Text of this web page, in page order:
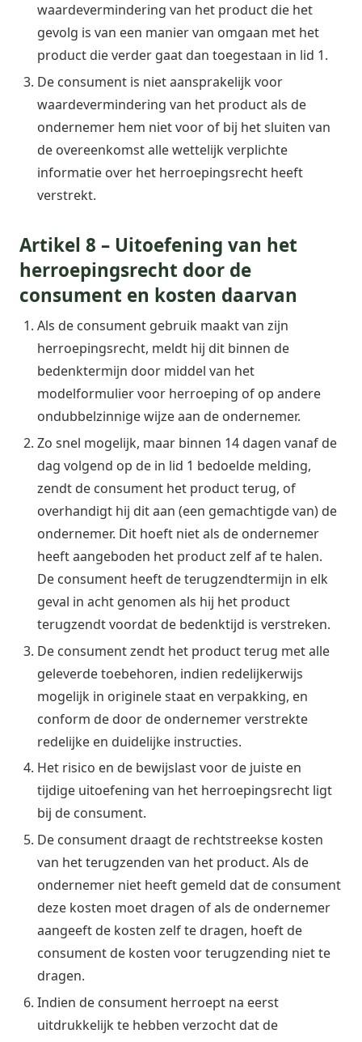
waardevermindering van het product die het
gevolg is van een manier van omgaan met het
product die verder gaat dan toegestaan in lid 1.
De consument is niet aansprakelijk voor
waardevermindering van het product als de
ondernemer hem niet voor of bij het sluiten van
de overeenkomst alle wettelijk verplichte
informatie over het herroepingsrecht heeft
verstrekt.
Artikel 8 – Uitoefening van het
herroepingsrecht door de
consument en kosten daarvan
Als de consument gebruik maakt van zijn
herroepingsrecht, meldt hij dit binnen de
bedenktermijn door middel van het
modelformulier voor herroeping of op andere
ondubbelzinnige wijze aan de ondernemer.
Zo snel mogelijk, maar binnen 14 dagen vanaf de
dag volgend op de in lid 1 bedoelde melding,
zendt de consument het product terug, of
overhandigt hij dit aan (een gemachtigde van) de
ondernemer. Dit hoeft niet als de ondernemer
heeft aangeboden het product zelf af te halen.
De consument heeft de terugzendtermijn in elk
geval in acht genomen als hij het product
terugzendt voordat de bedenktijd is verstreken.
De consument zendt het product terug met alle
geleverde toebehoren, indien redelijkerwijs
mogelijk in originele staat en verpakking, en
conform de door de ondernemer verstrekte
redelijke en duidelijke instructies.
Het risico en de bewijslast voor de juiste en
tijdige uitoefening van het herroepingsrecht ligt
bij de consument.
De consument draagt de rechtstreekse kosten
van het terugzenden van het product. Als de
ondernemer niet heeft gemeld dat de consument
deze kosten moet dragen of als de ondernemer
aangeeft de kosten zelf te dragen, hoeft de
consument de kosten voor terugzending niet te
dragen.
Indien de consument herroept na eerst
uitdrukkelijk te hebben verzocht dat de